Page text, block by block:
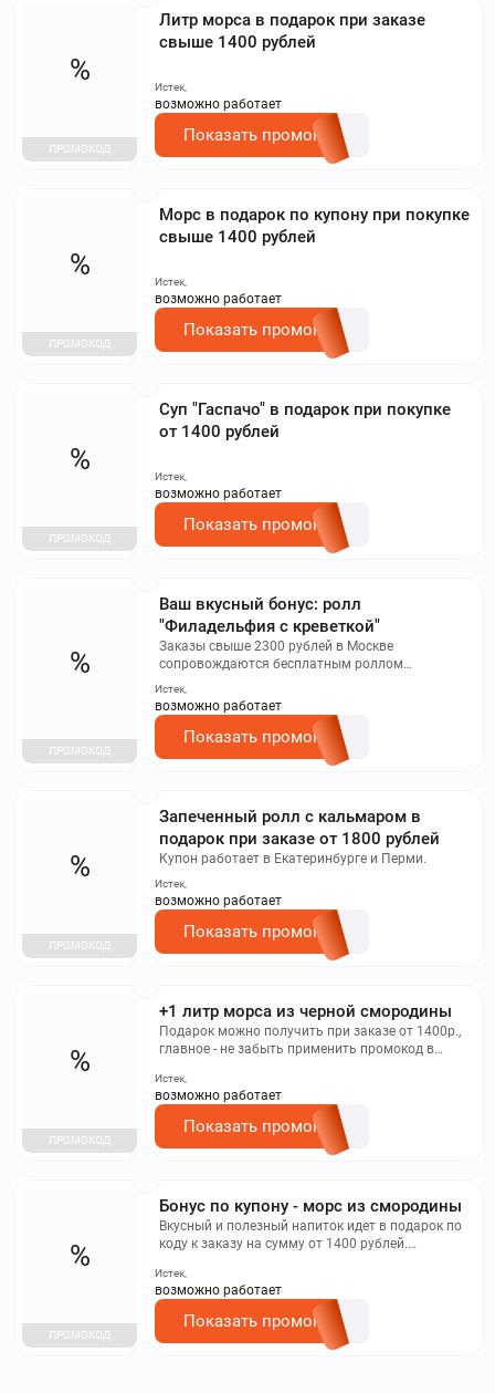
Литр морса в подарок при заказе
свыше 1400 рублей
%
ПРОМОКОД
Истек,
возможно работает
Показать промокод
Морс в подарок по купону при покупке
свыше 1400 рублей
%
ПРОМОКОД
Истек,
возможно работает
Показать промокод
Суп "Гаспачо" в подарок при покупке
от 1400 рублей
%
ПРОМОКОД
Истек,
возможно работает
Показать промокод
Ваш вкусный бонус: ролл
"Филадельфия с креветкой"
Заказы свыше 2300 рублей в Москве
сопровождаются бесплатным роллом
«Филадельфия с креветкой», для Екатеринбурга
по купону – сет Love is.
%
ПРОМОКОД
Истек,
возможно работает
Показать промокод
Запеченный ролл с кальмаром в
подарок при заказе от 1800 рублей
Купон работает в Екатеринбурге и Перми.
%
ПРОМОКОД
Истек,
возможно работает
Показать промокод
+1 литр морса из черной смородины
Подарок можно получить при заказе от 1400р.,
главное - не забыть применить промокод в
%
ПРОМОКОД
Истек,
возможно работает
Показать промокод
Бонус по купону - морс из смородины
Вкусный и полезный напиток идет в подарок по
коду к заказу на сумму от 1400 рублей.
%
ПРОМОКОД
Истек,
возможно работает
Показать промокод